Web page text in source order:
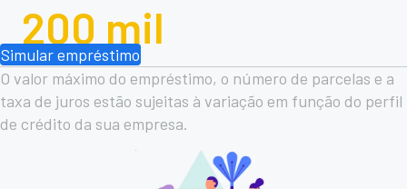
200 mil
Simular empréstimo
O valor máximo do empréstimo, o número de parcelas e a
taxa de juros estão sujeitas à variação em função do perfil
de crédito da sua empresa.